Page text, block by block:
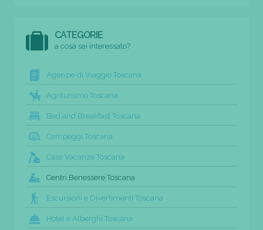
CATEGORIE
a cosa sei interessato?
Agenzie di Viaggio Toscana
Agriturismo Toscana
Bed and Breakfast Toscana
Campeggi Toscana
Case Vacanze Toscana
Centri Benessere Toscana
Escursioni e Divertimenti Toscana
Hotel e Alberghi Toscana